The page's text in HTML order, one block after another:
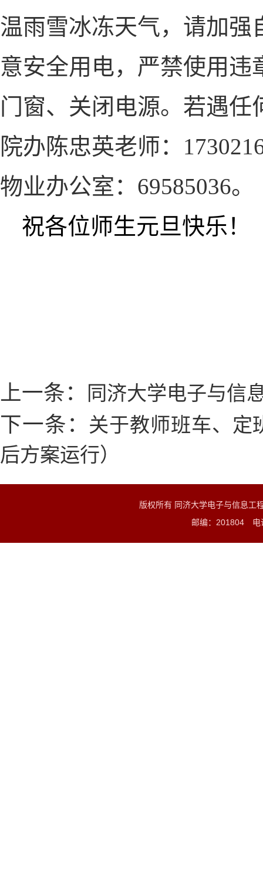
温雨雪冰冻天气，请加强
意安全用电，严禁使用
门窗、关闭电源。若遇
院办陈忠英老师：
物业办公室：69585036。
祝各位师生元旦快乐！
上一条： 同济大学电子与信
下一条： 关于教师班车、定
后方案运行）
版权所有 同济大学电子与信息
邮编：201804